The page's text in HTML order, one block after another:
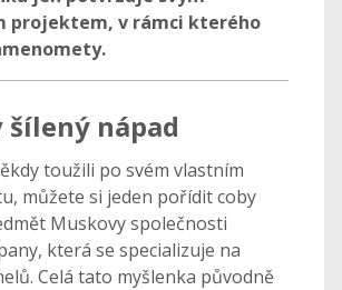
projektem, v rámci kterého
šílený nápad
toužili po svém vlastním
můžete si jeden pořídit coby
Muskovy společnosti
která se specializuje na
Celá tato myšlenka původně